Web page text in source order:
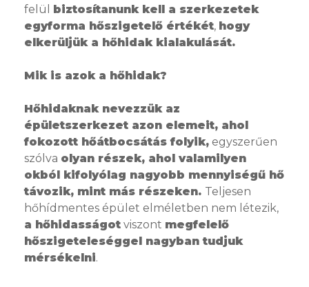
felül biztosítanunk kell a szerkezetek
egyforma hőszigetelő értékét, hogy
elkerüljük a hőhidak kialakulását.
Mik is azok a hőhidak?
Hőhidaknak nevezzük az
épületszerkezet azon elemeit, ahol
fokozott hőátbocsátás folyik, egyszerűen
szólva olyan részek, ahol valamilyen
okból kifolyólag nagyobb mennyiségű hő
távozik, mint más részeken. Teljesen
hőhídmentes épület elméletben nem létezik,
a hőhidasságot viszont megfelelő
hőszigeteleséggel nagyban tudjuk
mérsékelni.